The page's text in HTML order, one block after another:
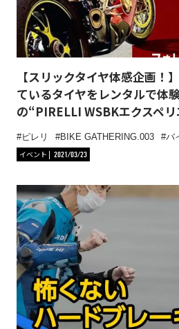
【スリックタイヤ体感企画！
ているタイヤをレンタルで体
の“PIRELLI WSBKエクスペ
ピレリ BIKE GATHERING.003
バ
イベント
2021/03/23